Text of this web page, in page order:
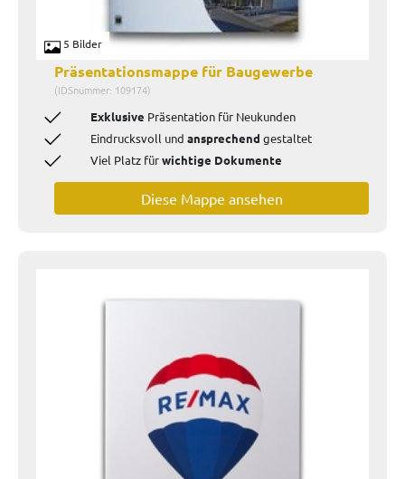
5 Bilder
Präsentationsmappe für Baugewerbe
(IDSnummer: 109174)
Exklusive Präsentation für Neukunden
Eindrucksvoll und ansprechend gestaltet
Viel Platz fürwichtige Dokumente
Diese Mappe ansehen